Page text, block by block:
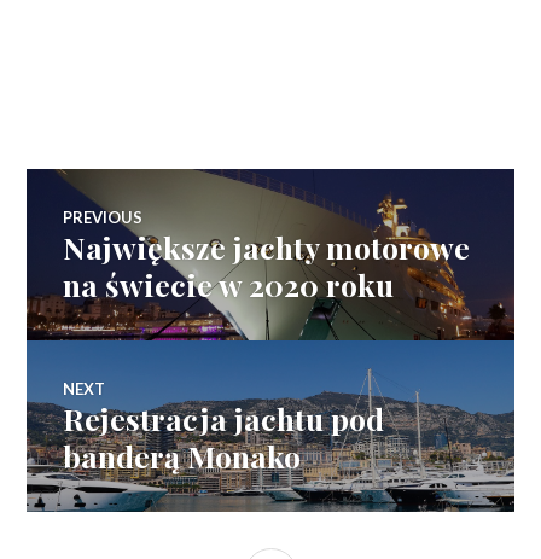
Zobacz
wpisy
PREVIOUS
Previous
post:
Największe jachty motorowe
na świecie w 2020 roku
NEXT
Next
post:
Rejestracja jachtu pod
banderą Monako